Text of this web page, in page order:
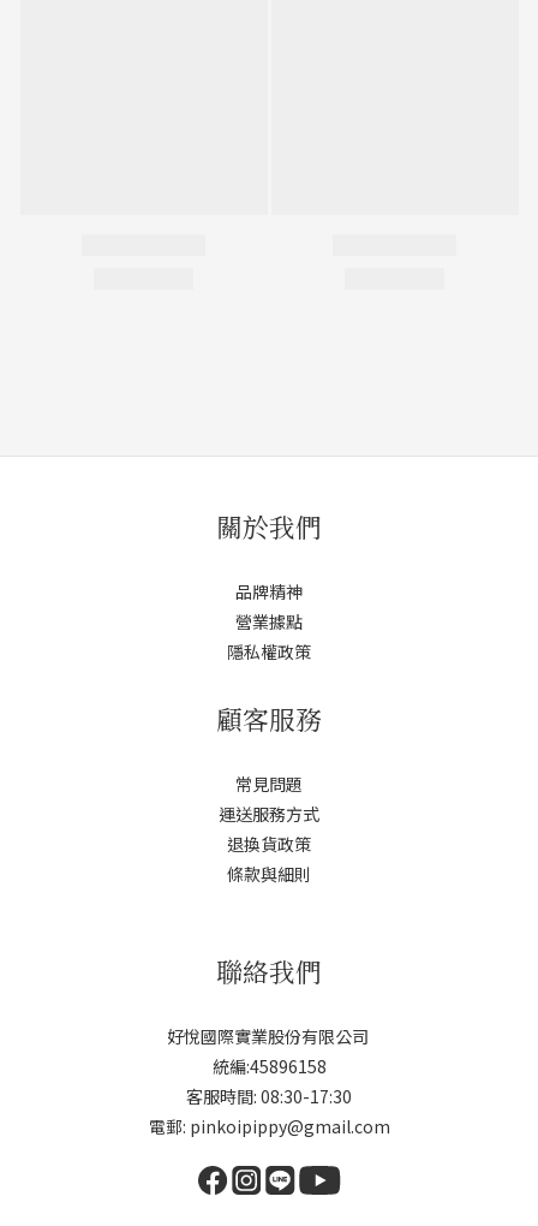
關於我們
品牌精神
營業據點
隱私權政策
顧客服務
常見問題
運送服務方式
退換貨政策
條款與細則
聯絡我們
好悅國際實業股份有限公司
統編:45896158
客服時間: 08:30-17:30
電郵: pinkoipippy@gmail.com